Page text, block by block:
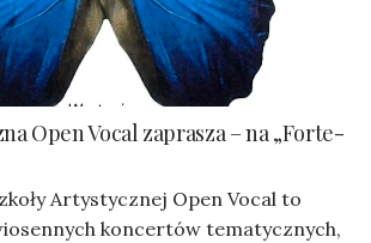
Open Vocal zaprasza – na „Forte-
Artystycznej Open Vocal to
koncertów tematycznych,